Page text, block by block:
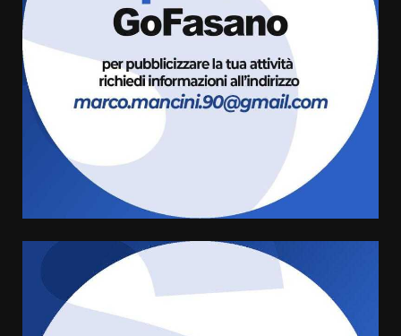
Savelletri in festa, domani sera
grande spettacolo con Uccio De
8 Agosto 2026 07:30
Politiche Giovanili e Mobilità
Sostenibile: premiati gli studenti
universitari del bando “La strada
giusta”
Rivoluzione”: nuovo
appuntamento con “Fasano in
Banda”
7 Agosto 2026 06:05